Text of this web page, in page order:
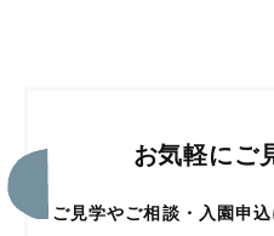
お気軽にご
ご見学やご相談・入園申